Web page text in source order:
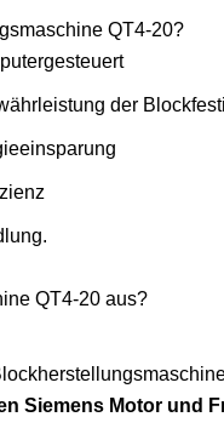
QT4-20?
der
QT4-20 aus?
Siemens Motor und